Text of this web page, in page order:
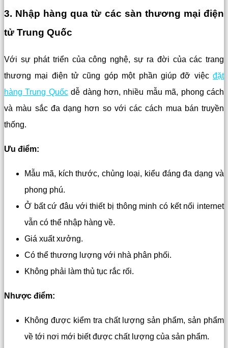
3. Nhập hàng qua từ các sàn thương mại điện
tử Trung Quốc
Với sự phát triển của công nghệ, sự ra đời của các trang
thương mại điện tử cũng góp một phần giúp đỡ việc đặt
hàng Trung Quốcdễ dàng hơn, nhiều mẫu mã, phong cách
và màu sắc đa dạng hơn so với các cách mua bán truyền
thống.
Ưu điểm:
Mẫu mã, kích thước, chủng loại, kiểu đáng đa dạng và
phong phú.
Ở bất cứ đâu với thiết bị thông minh có kết nối internet
vẫn có thể nhập hàng về.
Giá xuất xưởng.
Có thể thương lượng với nhà phân phối.
Không phải làm thủ tục rắc rối.
Nhược điểm:
Không được kiểm tra chất lượng sản phẩm, sản phẩm
về tới nơi mới biết được chất lượng của sản phẩm.